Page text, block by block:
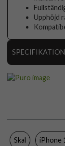
Upphöjd
Färg
Skal iPhone